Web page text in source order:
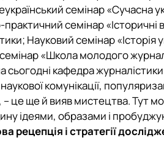
семінар «Сучасна
семінар «Історичні
Науковий семінар «Історія
«Школа молодого
кафедра журналістики
комунікації,
це ще й вияв мистецтва. Тут
ідеями, образами і
і стратегії